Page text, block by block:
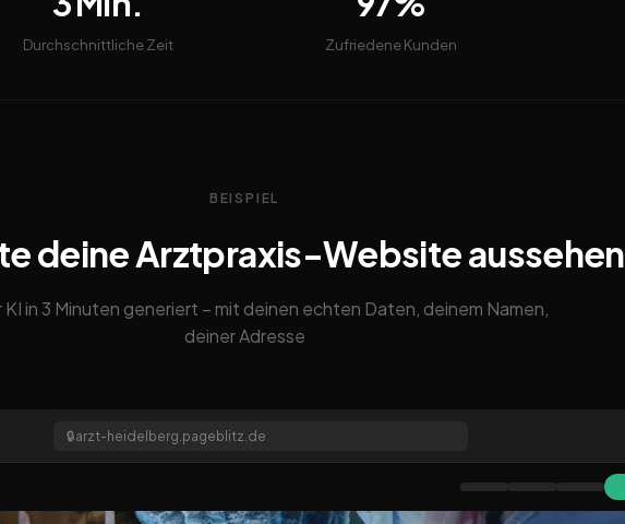
Durchschnittliche Zeit Zufriedene Kunden
BEISPIEL
deine Arztpraxis-Website aussehen
KI in 3 Minuten generiert – mit deinen echten Daten, deinem Namen,
deiner Adresse
🔒arzt-heidelberg.pageblitz.de